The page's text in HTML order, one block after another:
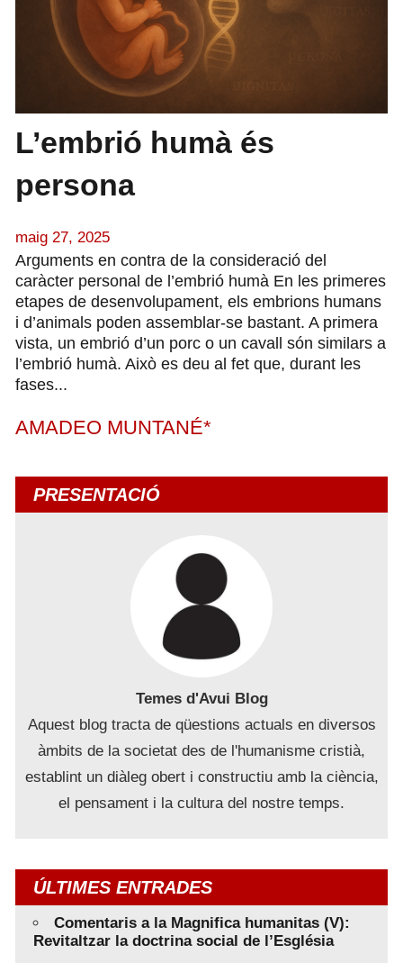
L’embrió humà és
persona
maig 27, 2025
Arguments en contra de la consideració del
caràcter personal de l’embrió humà En les primeres
etapes de desenvolupament, els embrions humans
i d’animals poden assemblar-se bastant. A primera
vista, un embrió d’un porc o un cavall són similars a
l’embrió humà. Això es deu al fet que, durant les
fases...
AMADEO MUNTANÉ*
PRESENTACIÓ
Temes d'Avui Blog
Aquest blog tracta de qüestions actuals en diversos
àmbits de la societat des de l'humanisme cristià,
establint un diàleg obert i constructiu amb la ciència,
el pensament i la cultura del nostre temps.
ÚLTIMES ENTRADES
Comentaris a la Magnifica humanitas (V):
Revitaltzar la doctrina social de l’Església